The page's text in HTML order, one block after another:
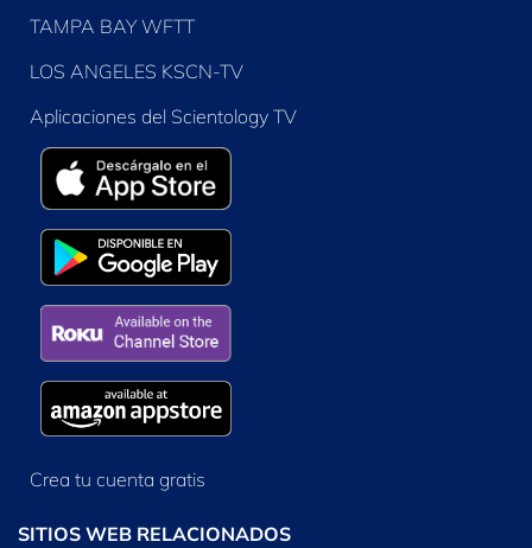
TAMPA BAY WFTT
LOS ANGELES KSCN-TV
Aplicaciones del Scientology TV
Crea tu cuenta gratis
SITIOS WEB RELACIONADOS